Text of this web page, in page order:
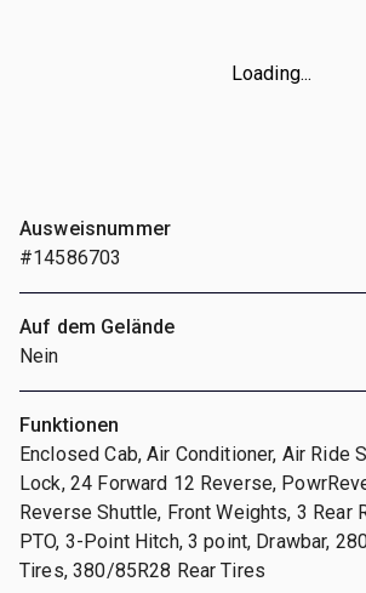
Loading...
Ausweisnummer
#14586703
Auf dem Gelände
Nein
Funktionen
Enclosed Cab, Air Conditioner, Air Ride
Lock, 24 Forward 12 Reverse,
Reverse Shuttle, Front Weights, 3 Rear
PTO, 3-Point Hitch, 3 point, Drawbar,
Tires, 380/85R28 Rear Tires